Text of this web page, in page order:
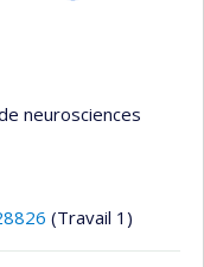
neurosciences
(Travail 1)